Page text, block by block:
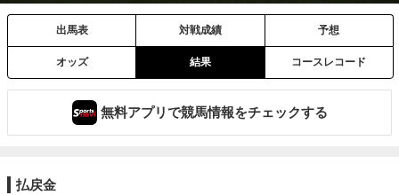
出馬表 対戦成績 予想
オッズ 結果 コースレコード
無料アプリで競馬情報をチェックする
払戻金